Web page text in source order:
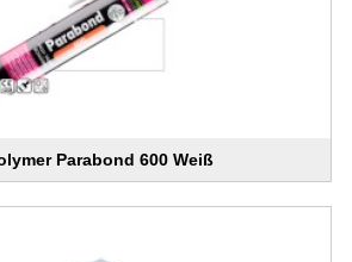
Parabond 600 Weiß